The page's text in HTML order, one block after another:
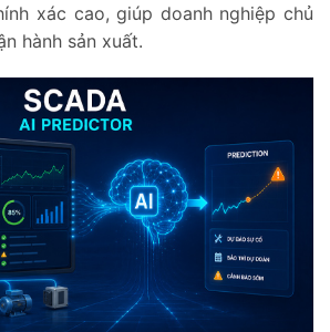
xác cao, giúp doanh nghiệp chủ
hành sản xuất.